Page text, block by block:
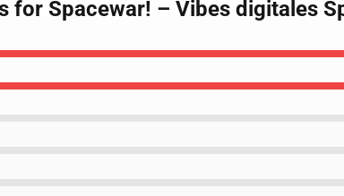
for Spacewar! – Vibes digitales